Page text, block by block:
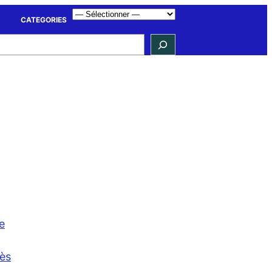
CATEGORIES